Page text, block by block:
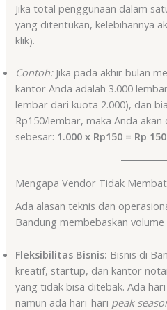
Jika total penggunaan dalam
yang ditentukan, kelebihannya
klik).
Contoh:Jika pada akhir bulan
kantor Anda adalah 3.000
lembar dari kuota 2.000), dan
Rp150/lembar, maka Anda
sebesar: 1.000 x Rp150 = Rp
Mengapa Vendor Tidak
Ada alasan teknis dan
Bandung membebaskan volume
Fleksibilitas Bisnis: Bisnis di
kreatif, startup, dan kantor
yang tidak bisa ditebak. Ada
namun ada hari-hari peak